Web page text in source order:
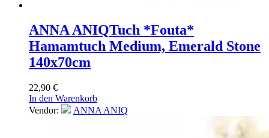
ANNA ANIQTuch *Fouta*
Hamamtuch Medium, Emerald Stone
140x70cm
22,90 €
In den Warenkorb
Vendor:
ANNA ANIQ